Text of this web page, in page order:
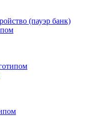
(пауэр банк)